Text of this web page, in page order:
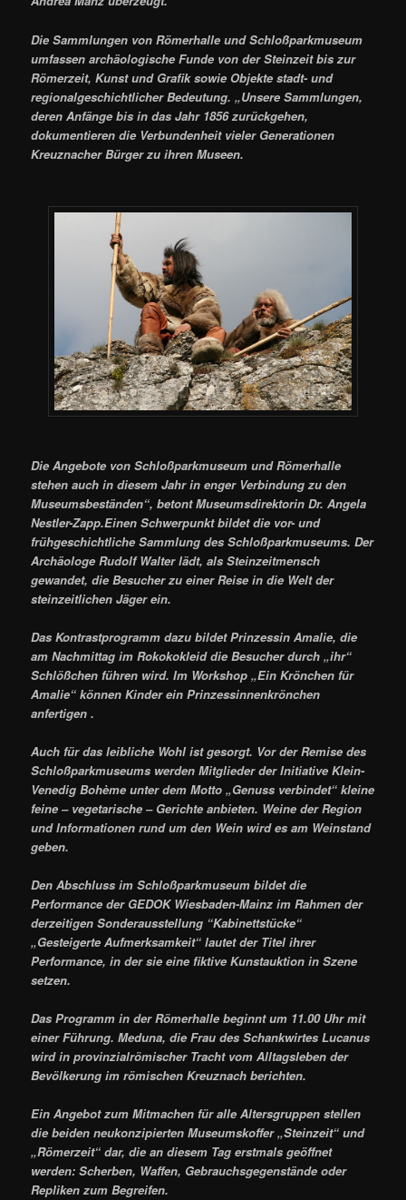
Die Sammlungen von Römerhalle und Schloßparkmuseum
umfassen archäologische Funde von der Steinzeit bis zur
Römerzeit, Kunst und Grafik sowie Objekte stadt- und
regionalgeschichtlicher Bedeutung. „Unsere Sammlungen,
deren Anfänge bis in das Jahr 1856 zurückgehen,
dokumentieren die Verbundenheit vieler Generationen
Kreuznacher Bürger zu ihren Museen.
Die Angebote von Schloßparkmuseum und Römerhalle
stehen auch in diesem Jahr in enger Verbindung zu den
Museumsbeständen“, betont Museumsdirektorin Dr. Angela
Nestler-Zapp.Einen Schwerpunkt bildet die vor- und
frühgeschichtliche Sammlung des Schloßparkmuseums. Der
Archäologe Rudolf Walter lädt, als Steinzeitmensch
gewandet, die Besucher zu einer Reise in die Welt der
steinzeitlichen Jäger ein.
Das Kontrastprogramm dazu bildet Prinzessin Amalie, die
am Nachmittag im Rokokokleid die Besucher durch „ihr“
Schlößchen führen wird. Im Workshop „Ein Krönchen für
Amalie“ können Kinder ein Prinzessinnenkrönchen
anfertigen .
Auch für das leibliche Wohl ist gesorgt. Vor der Remise des
Schloßparkmuseums werden Mitglieder der Initiative Klein-
Venedig Bohème unter dem Motto „Genuss verbindet“ kleine
feine – vegetarische – Gerichte anbieten. Weine der Region
und Informationen rund um den Wein wird es am Weinstand
geben.
Den Abschluss im Schloßparkmuseum bildet die
Performance der GEDOK Wiesbaden-Mainz im Rahmen der
derzeitigen Sonderausstellung “Kabinettstücke“
„Gesteigerte Aufmerksamkeit“ lautet der Titel ihrer
Performance, in der sie eine fiktive Kunstauktion in Szene
setzen.
Das Programm in der Römerhalle beginnt um 11.00 Uhr mit
einer Führung. Meduna, die Frau des Schankwirtes Lucanus
wird in provinzialrömischer Tracht vom Alltagsleben der
Bevölkerung im römischen Kreuznach berichten.
Ein Angebot zum Mitmachen für alle Altersgruppen stellen
die beiden neukonzipierten Museumskoffer „Steinzeit“ und
„Römerzeit“ dar, die an diesem Tag erstmals geöffnet
werden: Scherben, Waffen, Gebrauchsgegenstände oder
Repliken zum Begreifen.